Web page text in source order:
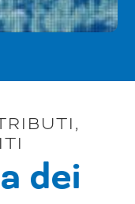
dei